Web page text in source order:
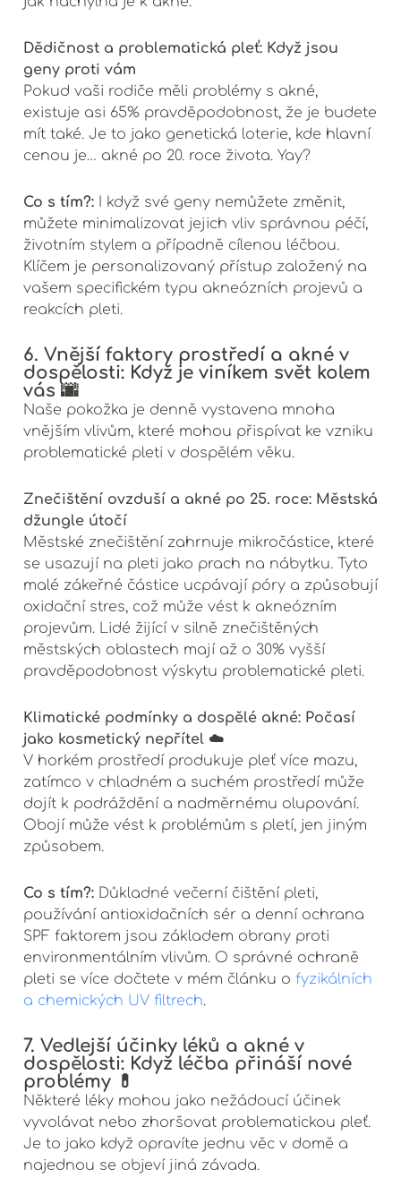
Dědičnost a problematická pleť: Když jsou
geny proti vám
Pokud vaši rodiče měli problémy s akné,
existuje asi 65% pravděpodobnost, že je budete
mít také. Je to jako genetická loterie, kde hlavní
cenou je… akné po 20. roce života. Yay?
Co s tím?:I když své geny nemůžete změnit,
můžete minimalizovat jejich vliv správnou péčí,
životním stylem a případně cílenou léčbou.
Klíčem je personalizovaný přístup založený na
vašem specifickém typu akneózních projevů a
reakcích pleti.
6. Vnější faktory prostředí a akné v
dospělosti: Když je viníkem svět kolem
vás 🌆
Naše pokožka je denně vystavena mnoha
vnějším vlivům, které mohou přispívat ke vzniku
problematické pleti v dospělém věku.
Znečištění ovzduší a akné po 25. roce: Městská
džungle útočí
Městské znečištění zahrnuje mikročástice, které
se usazují na pleti jako prach na nábytku. Tyto
malé zákeřné částice ucpávají póry a způsobují
oxidační stres, což může vést k akneózním
projevům. Lidé žijící v silně znečištěných
městských oblastech mají až o 30% vyšší
pravděpodobnost výskytu problematické pleti.
Klimatické podmínky a dospělé akné: Počasí
jako kosmetický nepřítel ☁️
V horkém prostředí produkuje pleť více mazu,
zatímco v chladném a suchém prostředí může
dojít k podráždění a nadměrnému olupování.
Obojí může vést k problémům s pletí, jen jiným
způsobem.
Co s tím?:Důkladné večerní čištění pleti,
používání antioxidačních sér a denní ochrana
SPF faktorem jsou základem obrany proti
environmentálním vlivům. O správné ochraně
pleti se více dočtete v mém článku o fyzikálních
a chemických UV filtrech
7. Vedlejší účinky léků a akné v
dospělosti: Když léčba přináší nové
problémy 💊
Některé léky mohou jako nežádoucí účinek
vyvolávat nebo zhoršovat problematickou pleť.
Je to jako když opravíte jednu věc v domě a
najednou se objeví jiná závada.